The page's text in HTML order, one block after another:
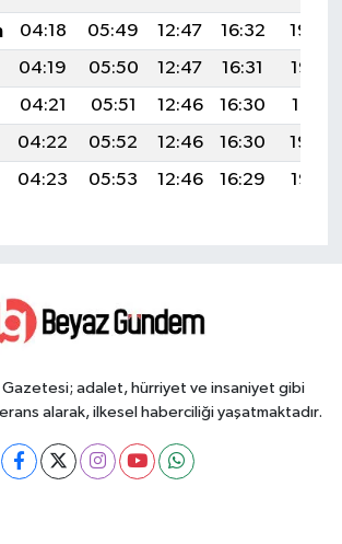
04:18 05:49 12:47 16:32
19:34
04:19 05:50 12:47 16:31
19:33
04:21 05:51 12:46 16:30
19:31
04:22 05:52 12:46 16:30
19:30
04:23 05:53 12:46 16:29 19:28
Gazetesi; adalet, hürriyet ve insaniyet gibi
alarak, ilkesel haberciliği yaşatmaktadır.